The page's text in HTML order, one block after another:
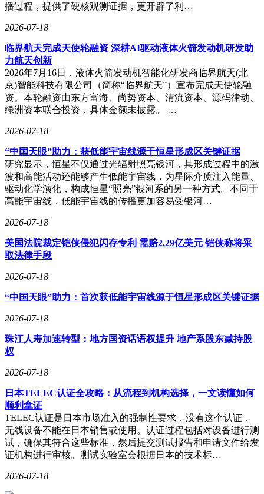
播过程，提供了硬核观测证据，更开辟了利…
2026-07-18
临界航天完成天使轮融资 深耕AI驱动液体火箭发动机研发助
力航天创新
2026年7月16日，液体火箭发动机智能化研发商临界航天(北
京)智能科技有限公司（简称“临界航天”）宣布完成天使轮融
资。本轮融资由东方富海、尚势资本、清流资本、源码律动、
绿洲资本联合投资，具体金额未披露。 …
2026-07-18
“中国天眼”助力：获低能宇宙线源于恒星形成区关键证据
研究显示，恒星不仅通过光辐射照亮银河，其形成过程中的激
波和高能活动还能够产生低能宇宙线，为星际介质注入能量、
驱动化学演化，构成恒星“照亮”银河系的另一种方式。不同于
高能宇宙线，低能宇宙线的传播更加容易受银河…
2026-07-18
美国法院裁定铠侠侵犯闪存专利 需赔2.29亿美元 铠侠称将采
取法律手段
2026-07-18
“中国天眼”助力：首次获低能宇宙线源于恒星形成区关键证据
2026-07-18
珠江人寿加速转型：地方国资话语权提升 地产系股东减持股
权
2026-07-18
日本TELEC认证全攻略：从流程到机构选择，一文读懂如何
顺利拿证
TELEC认证是日本市场准入的强制性要求，没有这个认证，
无线设备不能在日本销售或使用。认证过程包括对设备进行测
试，确保其符合这些标准，然后提交测试报告和申请文件给发
证机构进行审核。测试实验室会根据日本的技术标…
2026-07-18